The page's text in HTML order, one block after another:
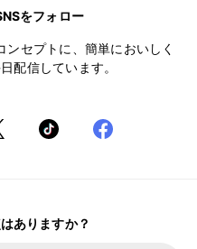
をフォロー
ンセプトに、簡単においしく
配信しています。
ありますか？